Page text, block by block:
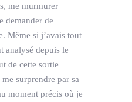
me murmurer
demander de
Même si j’avais tout
analysé depuis le
de cette sortie
surprendre par sa
moment précis où je